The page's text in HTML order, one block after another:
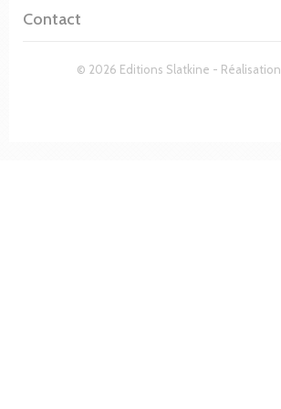
© 2026 Editions Slatkine - Réalisation
Contact